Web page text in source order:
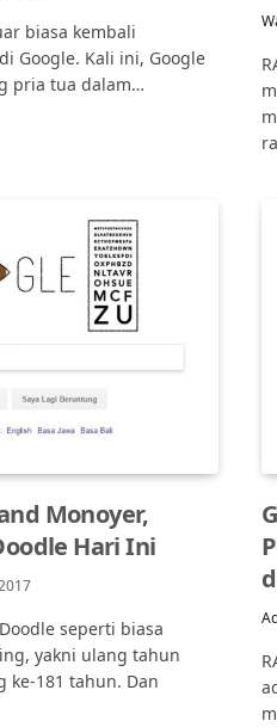
biasa kembali
Google. Kali ini, Google
pria tua dalam…
Monoyer,
Hari Ini
Doodle seperti biasa
yakni ulang tahun
ke-181 tahun. Dan